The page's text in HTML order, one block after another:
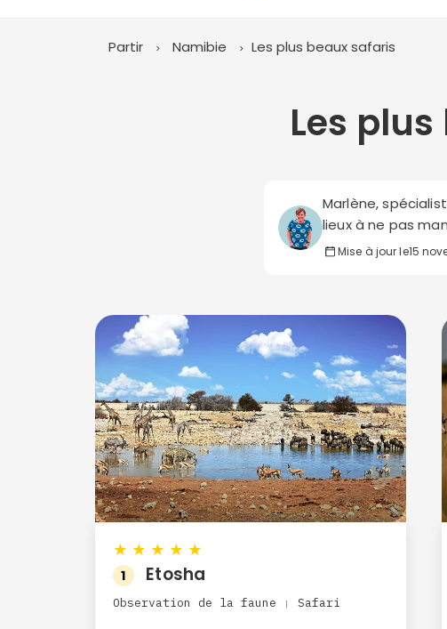
Partir Namibie Les plus beaux safaris
Les
Marlène,
lieux à ne pas
Mise à jour le15
★ ★ ★ ★ ★
1 Etosha
Observation de la faune | Safari